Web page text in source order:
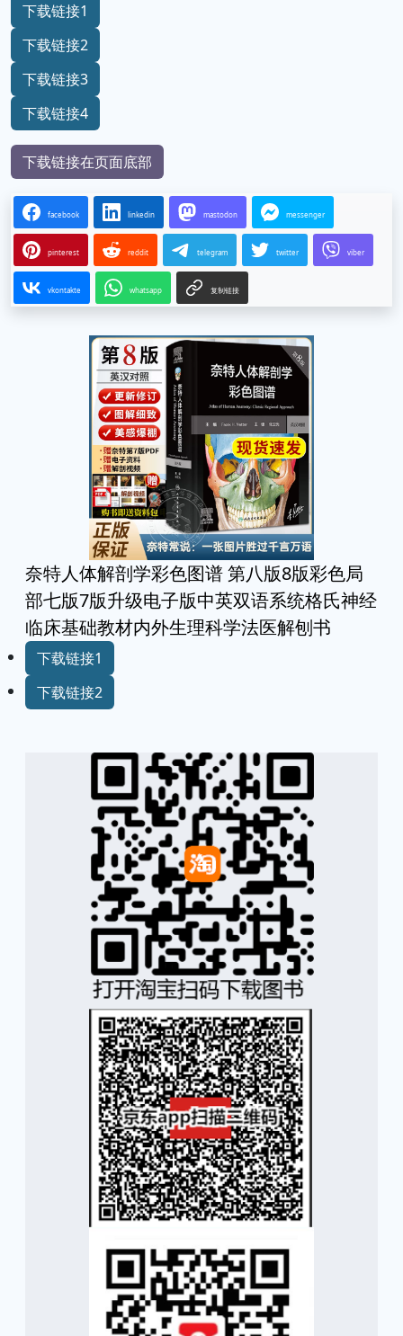
下载链接1
下载链接2
下载链接3
下载链接4
下载链接在页面底部
facebook linkedin mastodon messenger
pinterest reddit telegram twitter viber
vkontakte whatsapp 复制链接
奈特人体解剖学彩色图谱 第八版8版彩色局
部七版7版升级电子版中英双语系统格氏神经
临床基础教材内外生理科学法医解刨书
下载链接1
下载链接2